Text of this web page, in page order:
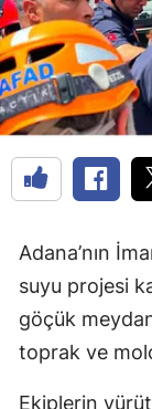
Adana’nın
suyu projesi
göçük
toprak ve
Ekiplerin